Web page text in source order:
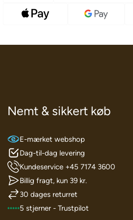
Nemt & sikkert køb
E-mærket webshop
Dag-til-dag levering
Kundeservice +45 7174 3600
Billig fragt, kun 39 kr.
30 dages returret
5 stjerner - Trustpilot